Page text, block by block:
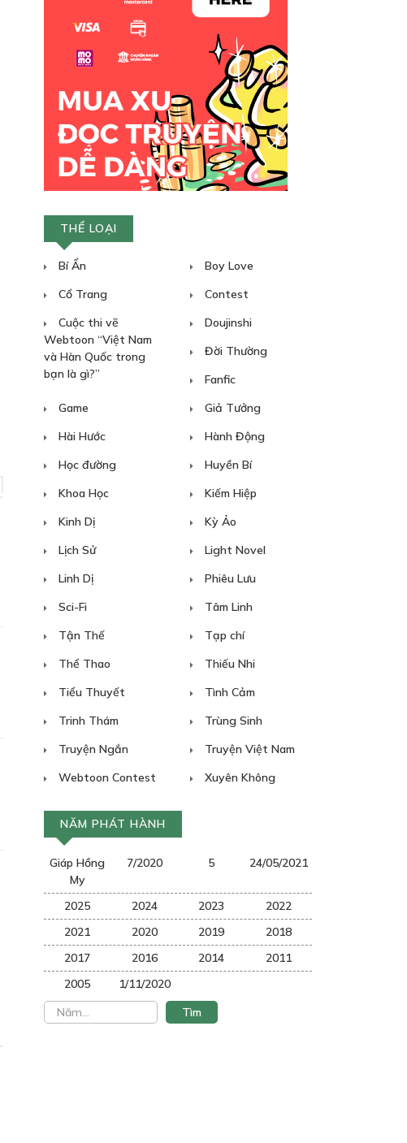
THỂ LOẠI
Bí Ẩn
Boy Love
Cổ Trang
Contest
Cuộc thi vẽ
Webtoon “Việt Nam
và Hàn Quốc trong
bạn là gì?”
Doujinshi
Đời Thường
Fanfic
Game
Giả Tưởng
Hài Hước
Hành Động
Học đường
Huyền Bí
Khoa Học
Kiếm Hiệp
Kinh Dị
Kỳ Ảo
Lịch Sử
Light Novel
Linh Dị
Phiêu Lưu
Sci-Fi
Tâm Linh
Tận Thế
Tạp chí
Thể Thao
Thiếu Nhi
Tiểu Thuyết
Tình Cảm
Trinh Thám
Trùng Sinh
Truyện Ngắn
Truyện Việt Nam
Webtoon Contest
Xuyên Không
NĂM PHÁT HÀNH
Giáp Hồng
My
7/2020 5 24/05/2021
2025 2024 2023
2022
2021
2020 2019
2018
2017
2016 2014
2011
2005
1/11/2020